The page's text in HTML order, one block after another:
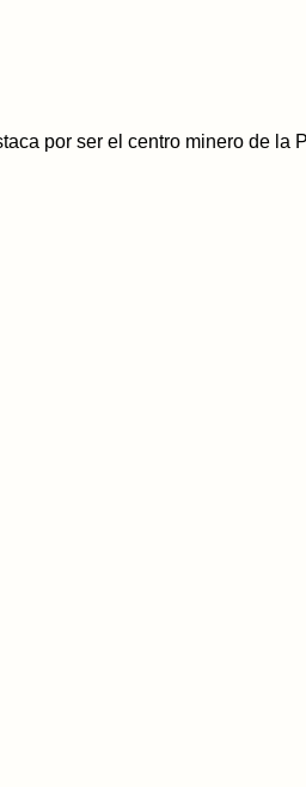
por ser el centro minero de la